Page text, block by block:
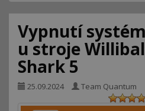
Vypnutí
u stroje
Shark 5
25.09.2024
Team Quantum